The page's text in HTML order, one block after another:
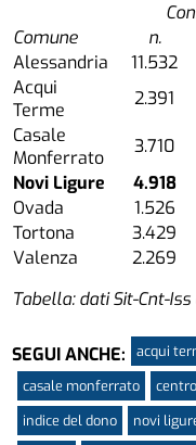
Comune
n.
Alessandria
11.532
Acqui
Terme
2.391
Casale
Monferrato
3.710
Novi Ligure
4.918
Ovada
1.526
Tortona
3.429
Valenza
2.269
Tabella: dati Sit-Cnt-
SEGUI ANCHE: acqui
casale monferrato
indice del dono
novi